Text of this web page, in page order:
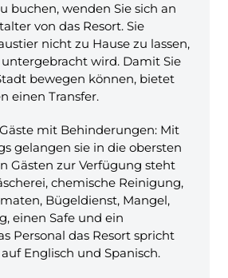
buchen, wenden Sie sich an
von das Resort. Sie
nicht zu Hause zu lassen,
untergebracht wird. Damit Sie
bewegen können, bietet
einen Transfer.
mit Behinderungen: Mit
gelangen sie in die obersten
Gästen zur Verfügung steht
chemische Reinigung,
Bügeldienst, Mangel,
einen Safe und ein
Personal das Resort spricht
Englisch und Spanisch.